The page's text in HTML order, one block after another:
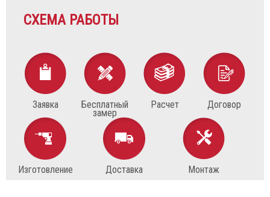
СХЕМА РАБОТЫ
Заявка Бесплатный
замер
Расчет Договор
Изготовление Доставка Монтаж